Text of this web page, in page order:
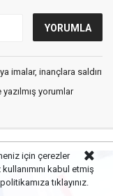
imalar, inançlara saldırı
yorumlar
için çerezler
kabul etmiş
tıklayınız.